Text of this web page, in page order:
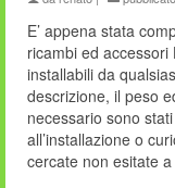
E’ appena stata
ricambi ed
installabili da
descrizione, il peso
necessario sono
all’installazione o
cercate non esitate